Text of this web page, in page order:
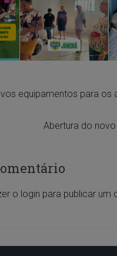
equipamentos para os
Abertura do novo
o login para publicar um